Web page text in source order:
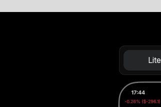
Lite